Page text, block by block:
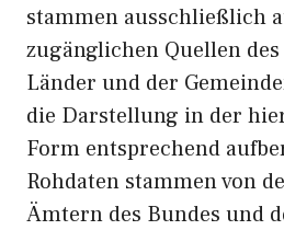
stammen ausschließlich
zugänglichen Quellen
Länder und der
die Darstellung in der
Form entsprechend
Rohdaten stammen von
Ämtern des Bundes und